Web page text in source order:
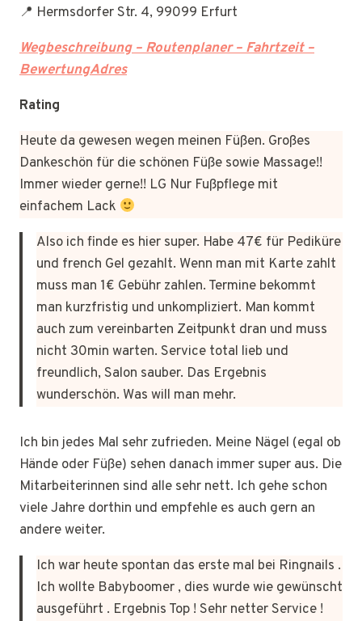
📍 Hermsdorfer Str. 4, 99099 Erfurt
Wegbeschreibung – Routenplaner – Fahrtzeit –
BewertungAdres
Rating
Heute da gewesen wegen meinen Füßen. Großes
Dankeschön für die schönen Füße sowie Massage!!
Immer wieder gerne!! LG Nur Fußpflege mit
einfachem Lack
Also ich finde es hier super. Habe 47€ für Pediküre
und french Gel gezahlt. Wenn man mit Karte zahlt
muss man 1€ Gebühr zahlen. Termine bekommt
man kurzfristig und unkompliziert. Man kommt
auch zum vereinbarten Zeitpunkt dran und muss
nicht 30min warten. Service total lieb und
freundlich, Salon sauber. Das Ergebnis
wunderschön. Was will man mehr.
Ich bin jedes Mal sehr zufrieden. Meine Nägel (egal ob
Hände oder Füße) sehen danach immer super aus. Die
Mitarbeiterinnen sind alle sehr nett. Ich gehe schon
viele Jahre dorthin und empfehle es auch gern an
andere weiter.
Ich war heute spontan das erste mal bei Ringnails .
Ich wollte Babyboomer , dies wurde wie gewünscht
ausgeführt . Ergebnis Top ! Sehr netter Service !